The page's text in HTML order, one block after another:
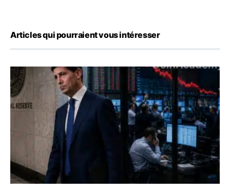
Articles qui pourraient vous intéresser
Kevin Warsh maintient sa communication minimaliste